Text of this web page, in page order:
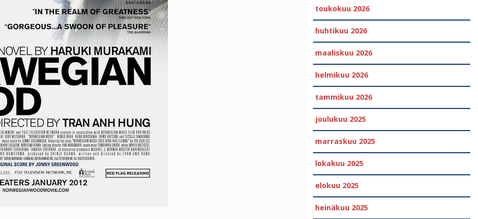
toukokuu 2026
huhtikuu 2026
maaliskuu 2026
helmikuu 2026
tammikuu 2026
joulukuu 2025
marraskuu 2025
lokakuu 2025
elokuu 2025
heinäkuu 2025